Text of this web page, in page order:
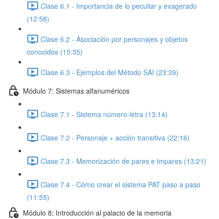
Clase 6.1 - Importancia de lo peculiar y exagerado
(12:58)
Clase 6.2 - Asociación por personajes y objetos
conocidos (15:35)
Clase 6.3 - Ejemplos del Método SAI (23:39)
Módulo 7: Sistemas alfanuméricos
Clase 7.1 - Sistema número-letra (13:14)
Clase 7.2 - Personaje + acción transitiva (22:16)
Clase 7.3 - Memorización de pares e impares (13:21)
Clase 7.4 - Cómo crear el sistema PAT paso a paso
(11:55)
Módulo 8: Introducción al palacio de la memoria